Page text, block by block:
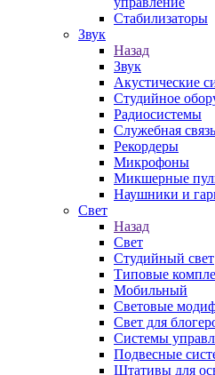
Стабилизаторы
Звук
Назад
Звук
Акустические
Студийное
Радиосистемы
Служебная связь
Рекордеры
Микрофоны
Микшерные
Наушники и
Свет
Назад
Свет
Студийный свет
Типовые
Мобильный
Световые
Свет для
Системы
Подвесные
Штативы для